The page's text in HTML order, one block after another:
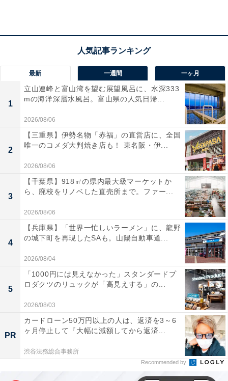
所在地：神奈川県足柄下郡箱根町湯本茶屋211
交通手段：箱根湯本駅よりホテル無料送迎バスで約10分
料金
※料金は公式Webサイト参考価格
※プラン・部屋により価格は変動します
チェックイン・チェックアウト
チェックイン：15:00
チェックアウト：11:00
※プランにより時間が異なる可能性があります
あわせて読みたい
【箱根湯本温泉の人気ホテル】「箱根湯本温
泉 ホテルおくゆもと」は須雲川のせせらぎと
オープンキッチンのアツアツ料理が魅力
最新 一週間 一ヶ月
1
立山連峰と富山湾を望む展望風呂に、水深333
mの海洋深層水風呂。富山県の人気日帰...
2026/08/06
2
【三重県】伊勢名物「赤福」の直営店に、全国
唯一のコメダ大判焼き店も！ 東名阪・伊...
2026/08/06
3
【千葉県】918㎡の県内最大級マーケットか
ら、廃校をリノベした直売所まで。ファー...
2026/08/06
4
【兵庫県】「世界一忙しいラーメン」に、龍野
の城下町を再現したSAも。山陽自動車道...
2026/08/04
5
「1000円には見えなかった」スタンダードプ
ロダクツのリュックが「高見えする」の...
2026/08/03
PR
カードローン50万円以上の人は、返済を3～6
ヶ月停止して『大幅に減額してから返済...
渋谷法務総合事務所
Recommended by